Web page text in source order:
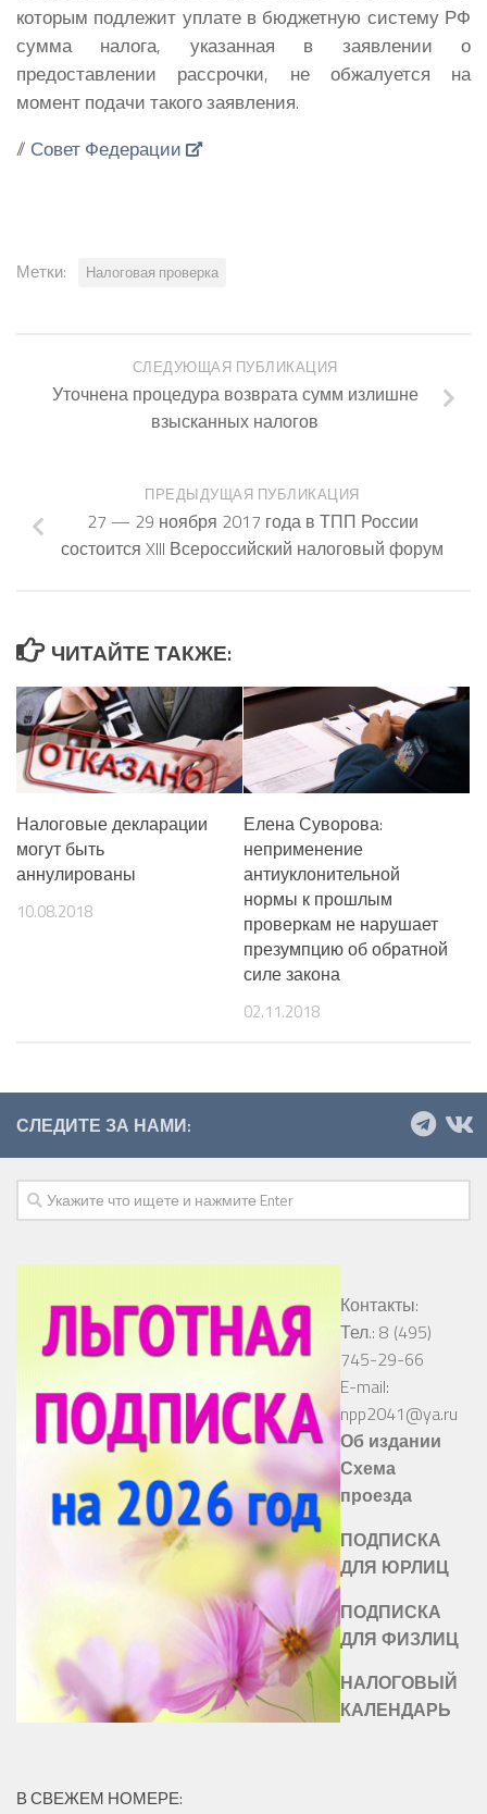
которым подлежит уплате в бюджетную систему РФ
сумма налога, указанная в заявлении о
предоставлении рассрочки, не обжалуется на
момент подачи такого заявления.
// Совет Федерации
Метки: Налоговая проверка
СЛЕДУЮЩАЯ ПУБЛИКАЦИЯ
Уточнена процедура возврата сумм излишне
взысканных налогов
ПРЕДЫДУЩАЯ ПУБЛИКАЦИЯ
27 — 29 ноября 2017 года в ТПП России
состоится XIII Всероссийский налоговый форум
ЧИТАЙТЕ ТАКЖЕ:
Налоговые декларации
могут быть
аннулированы
10.08.2018
Елена Суворова:
неприменение
антиуклонительной
нормы к прошлым
проверкам не нарушает
презумпцию об обратной
силе закона
02.11.2018
СЛЕДИТЕ ЗА НАМИ:
Контакты:
Тел.: 8 (495)
745-29-66
E-mail:
npp2041@ya.ru
Об издании
Схема
проезда
ПОДПИСКА
ДЛЯ ЮРЛИЦ
ПОДПИСКА
ДЛЯ ФИЗЛИЦ
НАЛОГОВЫЙ
КАЛЕНДАРЬ
В СВЕЖЕМ НОМЕРЕ: